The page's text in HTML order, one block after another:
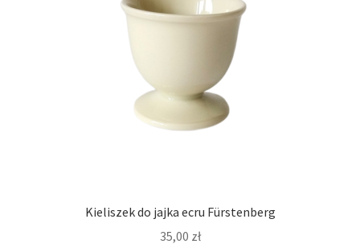
Kieliszek do jajka ecru Fürstenberg
35,00 zł